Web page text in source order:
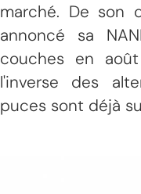
marché. De son
annoncé sa
couches en
l'inverse des
puces sont déjà